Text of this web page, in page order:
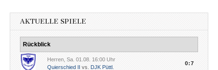
AKTUELLE SPIELE
Rückblick
Herren, Sa. 01.08. 16:00 Uhr
Quierschied II
vs. DJK Püttl.
0:7